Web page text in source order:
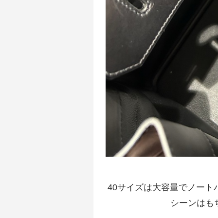
40サイズは大容量でノート
シーンはも